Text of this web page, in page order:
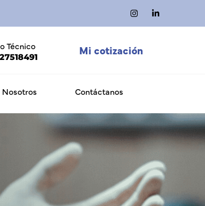
Técnico Mi cotización
Nosotros Contáctanos